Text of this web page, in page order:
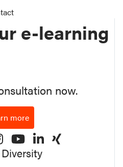
e-learning
now.
more
Diversity